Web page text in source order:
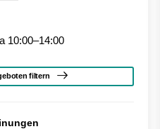
10:00–14:00
filtern